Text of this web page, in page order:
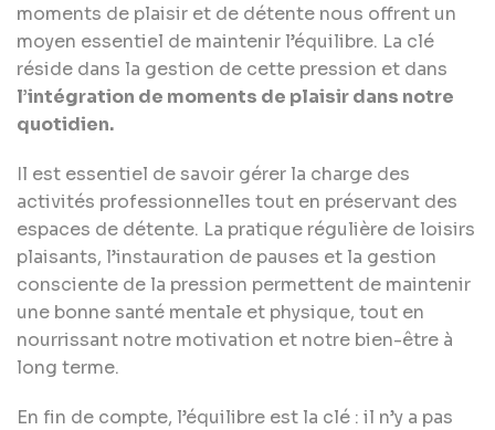
moments de plaisir et de détente nous offrent un
moyen essentiel de maintenir l’équilibre. La clé
réside dans la gestion de cette pression et dans
l’intégration de moments de plaisir dans notre
quotidien.
Il est essentiel de savoir gérer la charge des
activités professionnelles tout en préservant des
espaces de détente. La pratique régulière de loisirs
plaisants, l’instauration de pauses et la gestion
consciente de la pression permettent de maintenir
une bonne santé mentale et physique, tout en
nourrissant notre motivation et notre bien-être à
long terme.
En fin de compte, l’équilibre est la clé : il n’y a pas